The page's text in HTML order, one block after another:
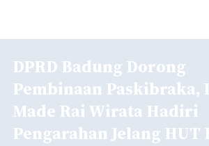
DPRD Badung Dorong
Pembinaan Paskibraka, I
Made Rai Wirata Hadiri
Pengarahan Jelang HUT